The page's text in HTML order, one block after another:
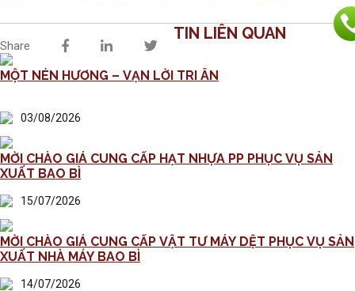
Share
TIN LIÊN QUAN
MỘT NÉN HƯƠNG – VẠN LỜI TRI ÂN
03/08/2026
MỜI CHÀO GIÁ CUNG CẤP HẠT NHỰA PP PHỤC VỤ SẢN
XUẤT BAO BÌ
15/07/2026
MỜI CHÀO GIÁ CUNG CẤP VẬT TƯ MÁY DỆT PHỤC VỤ SẢN
XUẤT NHÀ MÁY BAO BÌ
14/07/2026